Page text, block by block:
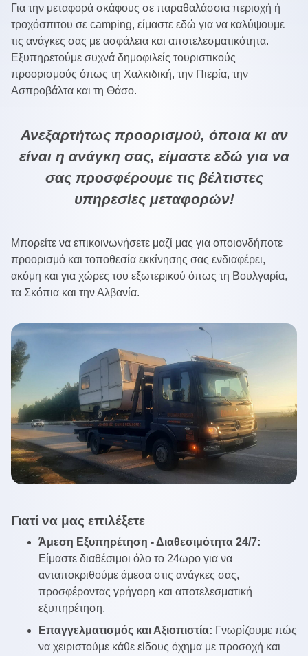
Για την μεταφορά σκάφους σε παραθαλάσσια περιοχή ή
τροχόσπιτου σε camping, είμαστε εδώ για να καλύψουμε
τις ανάγκες σας με ασφάλεια και αποτελεσματικότητα.
Εξυπηρετούμε συχνά δημοφιλείς τουριστικούς
προορισμούς όπως τη Χαλκιδική, την Πιερία, την
Ασπροβάλτα και τη Θάσο.
Ανεξαρτήτως προορισμού, όποια κι αν
είναι η ανάγκη σας, είμαστε εδώ για να
σας προσφέρουμε τις βέλτιστες
υπηρεσίες μεταφορών!
Μπορείτε να επικοινωνήσετε μαζί μας για οποιονδήποτε
προορισμό και τοποθεσία εκκίνησης σας ενδιαφέρει,
ακόμη και για χώρες του εξωτερικού όπως τη Βουλγαρία,
τα Σκόπια και την Αλβανία.
Γιατί να μας επιλέξετε
Άμεση Εξυπηρέτηση - Διαθεσιμότητα 24/7:
Είμαστε διαθέσιμοι όλο το 24ωρο για να
ανταποκριθούμε άμεσα στις ανάγκες σας,
προσφέροντας γρήγορη και αποτελεσματική
εξυπηρέτηση.
Επαγγελματισμός και Αξιοπιστία: Γνωρίζουμε πώς
να χειριστούμε κάθε είδους όχημα με προσοχή και